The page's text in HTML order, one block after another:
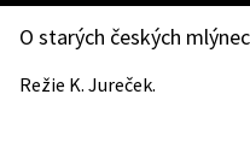
O starých českých
Režie K. Jureček.